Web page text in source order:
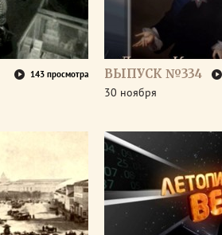
143 просмотра ВЫПУСК №334
30 ноября